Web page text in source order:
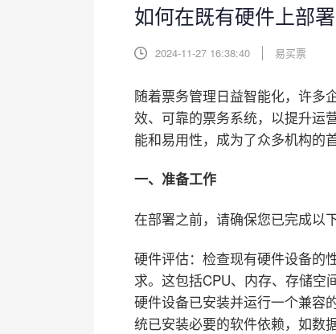
如何在既有硬件上部
2024-11-27 16:38:40 易买票
随着票务管理日益智能化，许多
效、可靠的票务系统，以提升运
能和易用性，成为了众多机构的首
一、准备工作
在部署之前，请确保您已完成以
硬件评估：检查现有硬件设备的
求。这包括CPU、内存、存储空
硬件设备已安装并运行一个兼容
统已安装必要的软件依赖，如数